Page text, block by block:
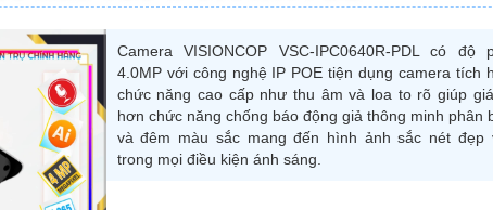
Camera VISIONCOP VSC-IPC0640R-PDL có độ
4.0MP với công nghệ IP POE tiện dụng camera tích
chức năng cao cấp như thu âm và loa to rõ giúp
hơn chức năng chống báo động giả thông minh phân
và đêm màu sắc mang đến hình ảnh sắc nét đẹp
trong mọi điều kiện ánh sáng.